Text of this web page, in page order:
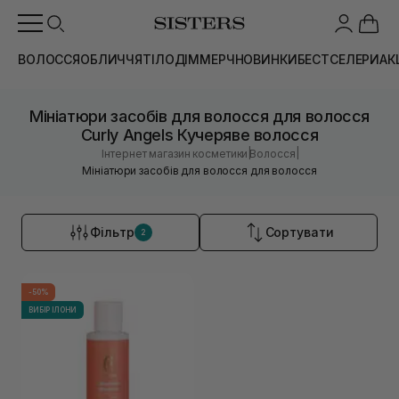
ВОЛОССЯОБЛИЧЧЯТІЛОДІММЕРЧНОВИНКИБЕСТСЕЛЕРИ
Мініатюри засобів для волосся для волосся
Curly Angels Кучеряве волосся
Інтернет магазин косметики |Волосся
Мініатюри засобів для волосся для волосся
Фільтр 2 Сортувати
-50%
ВИБІР ІЛОНИ